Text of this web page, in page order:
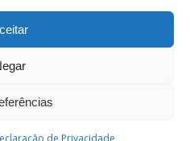
de Privacidade